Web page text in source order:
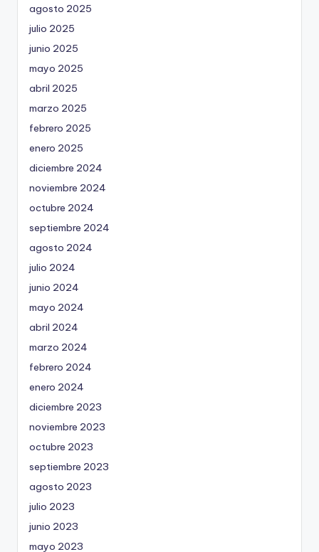
agosto 2025
julio 2025
junio 2025
mayo 2025
abril 2025
marzo 2025
febrero 2025
enero 2025
diciembre 2024
noviembre 2024
octubre 2024
septiembre 2024
agosto 2024
julio 2024
junio 2024
mayo 2024
abril 2024
marzo 2024
febrero 2024
enero 2024
diciembre 2023
noviembre 2023
octubre 2023
septiembre 2023
agosto 2023
julio 2023
junio 2023
mayo 2023